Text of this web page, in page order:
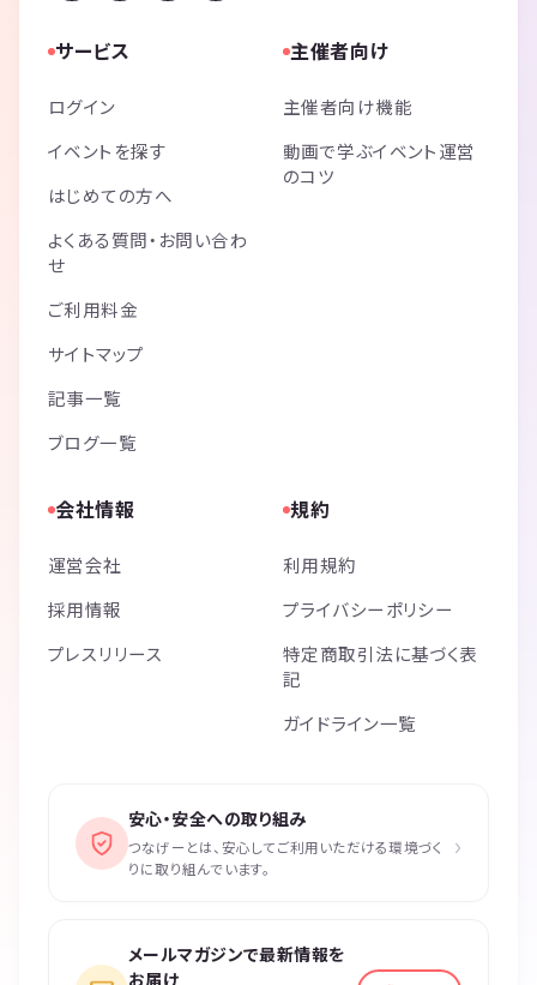
サービス
ログイン
イベントを探す
はじめての方へ
よくある質問・お問い合わ
せ
ご利用料金
サイトマップ
記事一覧
ブログ一覧
主催者向け
主催者向け機能
動画で学ぶイベント運営
のコツ
会社情報
運営会社
採用情報
プレスリリース
規約
利用規約
プライバシーポリシー
特定商取引法に基づく表
記
ガイドライン一覧
安心・安全への取り組み
つなげーとは、安心してご利用いただける環境づく
りに取り組んでいます。
›
メールマガジンで最新情報を
お届け